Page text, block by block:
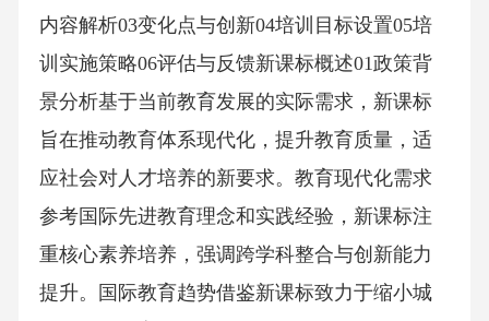
内容解析03变化点与创新04培训目标设置05培
训实施策略06评估与反馈新课标概述01政策背
景分析基于当前教育发展的实际需求，新课标
旨在推动教育体系现代化，提升教育质量，适
应社会对人才培养的新要求。教育现代化需求
参考国际先进教育理念和实践经验，新课标注
重核心素养培养，强调跨学科整合与创新能力
提升。国际教育趋势借鉴新课标致力于缩小城